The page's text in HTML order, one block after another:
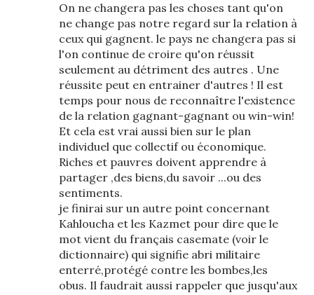
On ne changera pas les choses tant qu'on
ne change pas notre regard sur la relation à
ceux qui gagnent. le pays ne changera pas si
l'on continue de croire qu'on réussit
seulement au détriment des autres . Une
réussite peut en entrainer d'autres ! Il est
temps pour nous de reconnaître l'existence
de la relation gagnant-gagnant ou win-win!
Et cela est vrai aussi bien sur le plan
individuel que collectif ou économique.
Riches et pauvres doivent apprendre à
partager ,des biens,du savoir ...ou des
sentiments.
je finirai sur un autre point concernant
Kahloucha et les Kazmet pour dire que le
mot vient du français casemate (voir le
dictionnaire) qui signifie abri militaire
enterré,protégé contre les bombes,les
obus. Il faudrait aussi rappeler que jusqu'aux